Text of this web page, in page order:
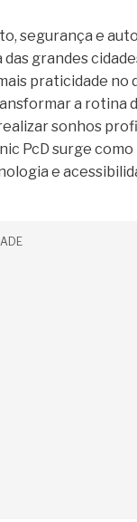
segurança e
grandes
praticidade no
a rotina
sonhos
PcD surge
e